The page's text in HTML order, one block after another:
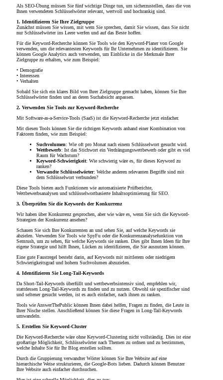
Als SEO-Übung müssen Sie fünf wichtige Dinge tun, um sicherzustellen, dass die von
Ihnen verwendeten Schlüsselwörter relevant, wertvoll und hochrankig sind.
1. Identifizieren Sie Ihre Zielgruppe
Zunächst müssen Sie wissen, mit wem Sie sprechen, damit Sie wissen, dass Sie nicht
nur Schlüsselwörter ins Leere werfen und auf das Beste hoffen.
Für die Keyword-Recherche können Sie Tools wie den Keyword-Planer von Google
verwenden, um die relevantesten Keywords für Ihr Unternehmen zu identifizieren. Sie
können Google Analytics auch verwenden, um Einblicke in die Merkmale Ihrer
Zielgruppe zu erhalten, wie zum Beispiel:
• Demografie
• Interessen
• Verhalten
Sobald Sie sich ein klares Bild von Ihrer Zielgruppe gemacht haben, können Sie Ihre
Schlüsselwörter finden und an deren Suchabsicht anpassen.
2. Verwenden Sie Tools zur Keyword-Recherche
Mit Software-as-a-Service-Tools (SaaS) ist die Keyword-Recherche jetzt einfacher.
Mit diesen Tools können Sie die richtigen Keywords anhand einer Kombination von
Faktoren finden, wie zum Beispiel:
Suchvolumen: Wie oft pro Monat nach einem Schlüsselwort gesucht wird.
Wettbewerb: Ist das Stichwort ein Verdrängungswettbewerb oder gibt es viel
Raum für Wachstum?
Keyword-Schwierigkeit: Wie schwierig wäre es, für dieses Keyword zu
ranken?
Verwandte Schlüsselwörter: Welche anderen relevanten Begriffe sind mit
dem Schlüsselwort verbunden?
Diese Tools bieten auch Funktionen wie automatisierte Prüfberichte,
Wettbewerbsanalysen und schlüsselwortbasierte Inhaltsoptimierung für SEO.
3. Überprüfen Sie die Keywords der Konkurrenz
Wir haben über Konkurrenz gesprochen, aber wie wäre es, wenn Sie sich die Keyword-
Strategien der Konkurrenz ansehen?
Schauen Sie sich Ihre Konkurrenten an und sehen Sie, auf welche Keywords sie
abzielen. Verwenden Sie Tools wie SpyFu oder die Konkurrenzanalysefunktion von
Semrush, um zu sehen, für welche Keywords sie ranken. Dies gibt Ihnen Ideen für Ihre
eigene Strategie und hilft Ihnen, Lücken zu identifizieren, die Sie ausnutzen können.
Eine gute Faustregel besteht darin, auf Keywords mit mittlerem oder niedrigem
Schwierigkeitsgrad und hohem Suchvolumen abzuzielen.
4. Identifizieren Sie Long-Tail-Keywords
Da Short-Tail-Keywords überfüllt und wettbewerbsintensiv sind, empfehlen wir,
stattdessen Long-Tail-Keywords zu finden und zu nutzen. Obwohl sie spezifischer sind
und seltener gesucht werden, ist es auch einfacher, nach ihnen zu ranken.
Tools wie AnswerThePublic können Ihnen dabei helfen, Fragen zu finden, die Leute in
Ihrer Nische stellen. Anschließend können Sie diese Fragen in Long-Tail-Keywords
umwandeln.
5. Erstellen Sie Keyword-Cluster
Die Keyword-Recherche wäre ohne Keyword-Clustering nicht vollständig. Dies ist eine
großartige Möglichkeit, Schlüsselwörter nach Themen zu ordnen und zu bestimmen,
welche Inhalte Sie für Ihr Blog erstellen sollten.
Durch die Gruppierung verwandter Wörter können Sie Ihre Website auf eine
hierarchische Weise strukturieren, die Google-Bots lieben. Dadurch können Benutzer
Ihre Website auch einfacher durchsuchen.